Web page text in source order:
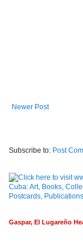
Newer Post
Subscribe to: Post
Gaspar, El Lugareño